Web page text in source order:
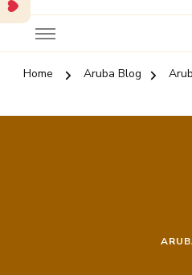
Home Aruba Blog